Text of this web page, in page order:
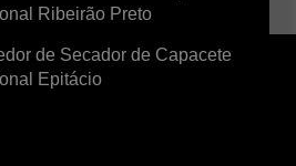
Ribeirão Preto
de Secador de Capacete
Epitácio